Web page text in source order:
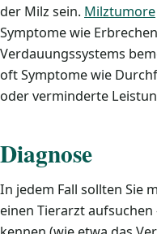
der Milz sein. Milztumore
Symptome wie
Verdauungssystems
oft Symptome wie
oder verminderte
Diagnose
In jedem Fall sollten Sie
einen Tierarzt